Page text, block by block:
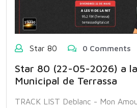
Star 80 0 Comments
Star 80 (22-05-2026) a
Municipal de Terrassa
TRACK LIST Deblanc - Mon